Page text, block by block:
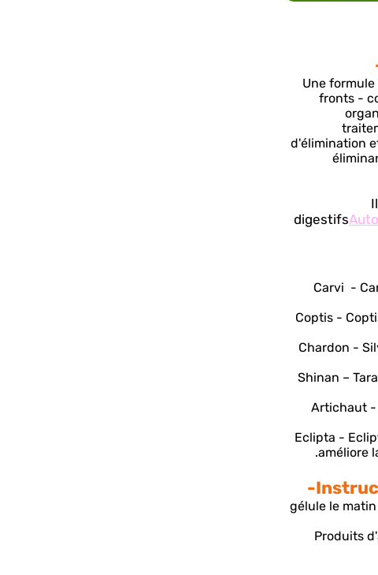
Une
fronts -
d'élimination
digestifs
Carvi -
Coptis -
Chardon -
Shinan –
Artichaut -
Eclipta -
améliore
1 gélule le
Produits